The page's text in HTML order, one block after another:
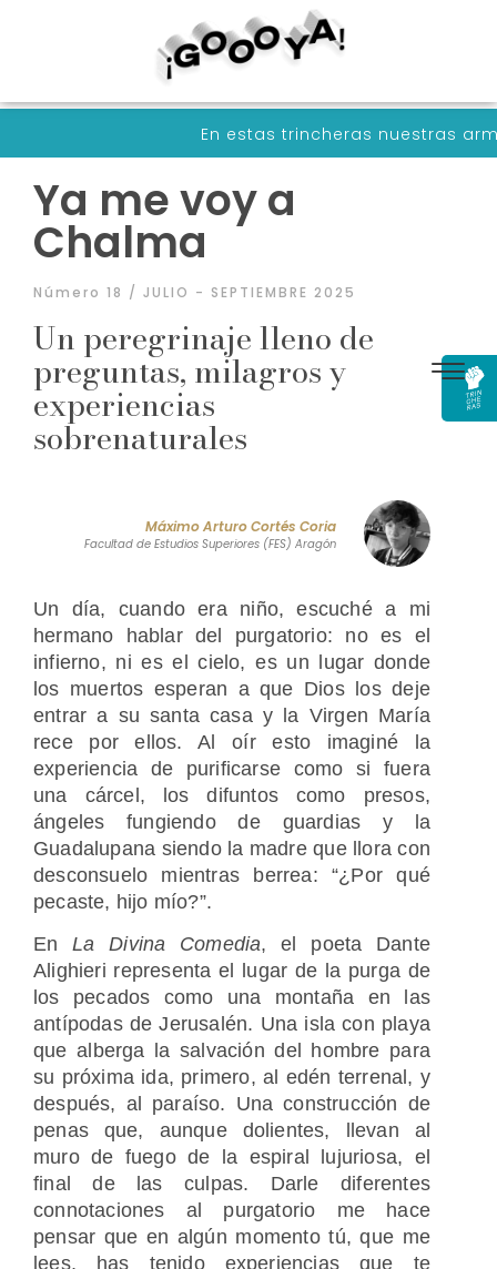
En estas trincheras nuestras armas son
Ya me voy a
Chalma
Número 18 / JULIO - SEPTIEMBRE 2025
Un peregrinaje lleno de
preguntas, milagros y
experiencias
sobrenaturales
Máximo Arturo Cortés Coria
Facultad de Estudios Superiores (FES) Aragón
Un día, cuando era niño, escuché a mi
hermano hablar del purgatorio: no es el
infierno, ni es el cielo, es un lugar donde
los muertos esperan a que Dios los deje
entrar a su santa casa y la Virgen María
rece por ellos. Al oír esto imaginé la
experiencia de purificarse como si fuera
una cárcel, los difuntos como presos,
ángeles fungiendo de guardias y la
Guadalupana siendo la madre que llora con
desconsuelo mientras berrea: “¿Por qué
pecaste, hijo mío?”.
EnLa Divina Comedia, el poeta Dante
Alighieri representa el lugar de la purga de
los pecados como una montaña en las
antípodas de Jerusalén. Una isla con playa
que alberga la salvación del hombre para
su próxima ida, primero, al edén terrenal, y
después, al paraíso. Una construcción de
penas que, aunque dolientes, llevan al
muro de fuego de la espiral lujuriosa, el
final de las culpas. Darle diferentes
connotaciones al purgatorio me hace
pensar que en algún momento tú, que me
lees, has tenido experiencias que te